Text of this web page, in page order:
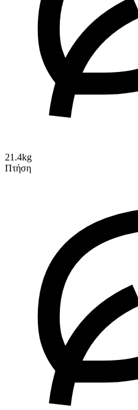
21.4kg
Πτήση